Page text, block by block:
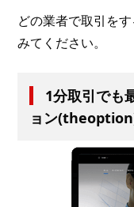
どの業者で取引を
みてください。
1分取引でも
ョン